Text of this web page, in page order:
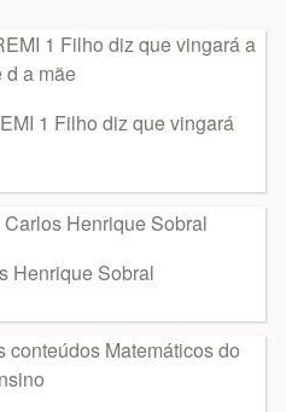
1 Filho diz que vingará
Henrique Sobral